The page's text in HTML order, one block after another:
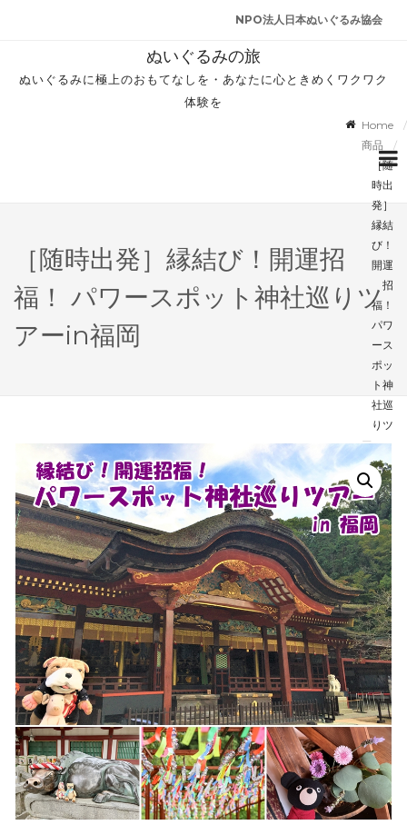
NPO法人日本ぬいぐるみ協会
ぬいぐるみの旅
ぬいぐるみに極上のおもてなしを・あなたに心ときめくワクワク
体験を
［随時出発］縁結び！開運招
福！ パワースポット神社巡りツ
アーin福岡
Home
商品
［随
時出
発］
縁結
び！
開運
招
福！
パワ
ース
ポッ
ト神
社巡
りツ
アーin
福岡